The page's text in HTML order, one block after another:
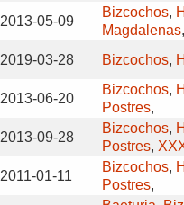
2013-05-09
Bizcochos,
Magdalenas
2019-03-28 Bizcochos,
2013-06-20
Bizcochos,
Postres,
2013-09-28
Bizcochos,
Postres,
2011-01-11
Bizcochos,
Postres,